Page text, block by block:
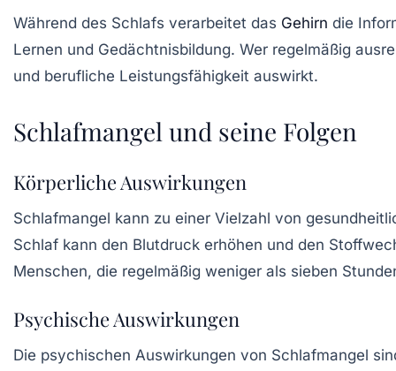
Während des Schlafs verarbeitet das Gehirn die
Lernen und Gedächtnisbildung. Wer regelmäßig
und berufliche Leistungsfähigkeit auswirkt.
Schlafmangel und seine Folgen
Körperliche Auswirkungen
Schlafmangel kann zu einer Vielzahl von
Schlaf kann den Blutdruck erhöhen und den
Menschen, die regelmäßig weniger als sieben
Psychische Auswirkungen
Die psychischen Auswirkungen von Schlafmangel